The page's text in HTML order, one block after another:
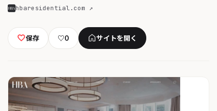
hbaresidential.com ↗
保存 ♡0 サイトを開く